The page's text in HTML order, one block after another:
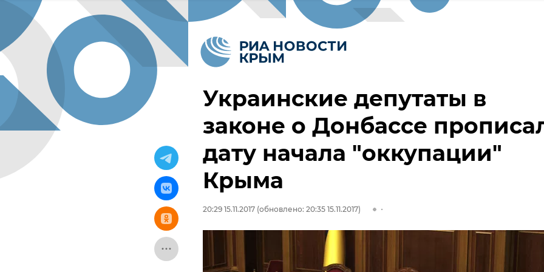
Украинские депутаты в
законе о Донбассе
дату начала "оккупации"
Крыма
20:29 15.11.2017 (обновлено: 20:35 15.11.2017)